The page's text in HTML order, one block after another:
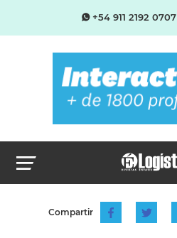
+54 911 2192 0707
Compartir